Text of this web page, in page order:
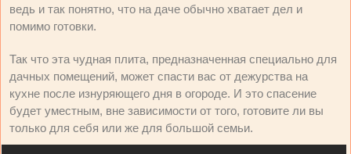
ведь и так понятно, что на даче обычно хватает дел и
помимо готовки.
Так что эта чудная плита, предназначенная специально для
дачных помещений, может спасти вас от дежурства на
кухне после изнуряющего дня в огороде. И это спасение
будет уместным, вне зависимости от того, готовите ли вы
только для себя или же для большой семьи.